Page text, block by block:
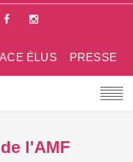
PRESSE
ÉLUS
l'AMF